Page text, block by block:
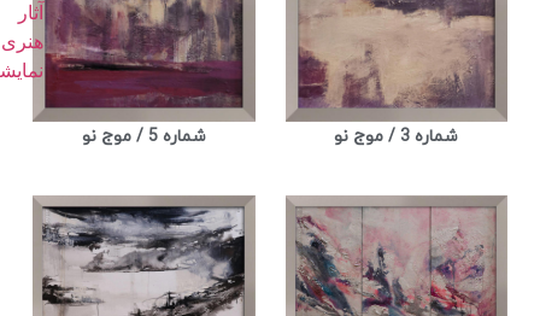
شماره 3 / موج نو شماره 5 / موج نو